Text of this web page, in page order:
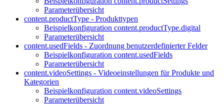
Parameterübersicht
content.productType - Produkttypen
Beispielkonfiguration content.productType.digital
Parameterübersicht
content.usedFields - Zuordnung benutzerdefinierter Felder
Beispielkonfiguration content.usedFields
Parameterübersicht
content.videoSettings - Videoeinstellungen für Produkte und
Kategorien
Beispielkonfiguration content.videoSettings
Parameterübersicht